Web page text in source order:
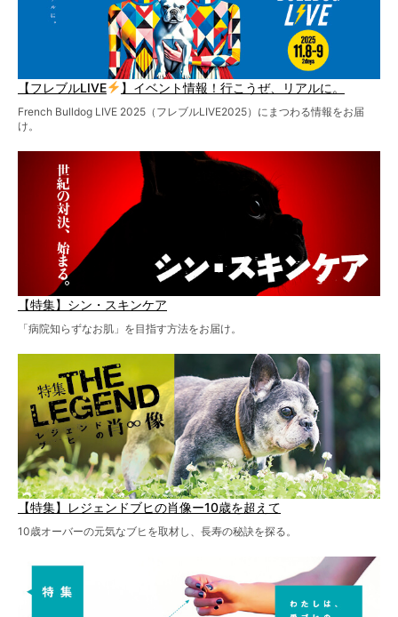
【フレブルLIVE 】イベント情報！行こうぜ、リアルに。
French Bulldog LIVE 2025（フレブルLIVE2025）にまつわる情報をお届
け。
【特集】シン・スキンケア
「病院知らずなお肌」を目指す方法をお届け。
【特集】レジェンドブヒの肖像ー10歳を超えて
10歳オーバーの元気なブヒを取材し、長寿の秘訣を探る。